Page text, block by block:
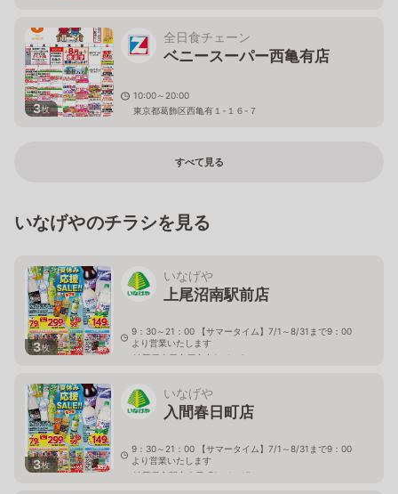
3枚
全日食チェーン
ベニースーパー西亀有店
10:00～20:00
東京都葛飾区西亀有１-１６-７
すべて見る
いなげやのチラシを見る
3枚
いなげや
上尾沼南駅前店
9：30～21：00 【サマータイム】7/1～8/31まで9：00
より営業いたします
埼玉県上尾市原市中1－1－8
3枚
いなげや
入間春日町店
9：30～21：00 【サマータイム】7/1～8/31まで9：00
より営業いたします
埼玉県入間市春日町1－4－15